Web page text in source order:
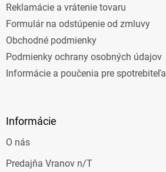
Reklamácie a vrátenie tovaru
Formulár na odstúpenie od zmluvy
Obchodné podmienky
Podmienky ochrany osobných údajov
Informácie a poučenia pre spotrebiteľa
Informácie
O nás
Predajňa Vranov n/T